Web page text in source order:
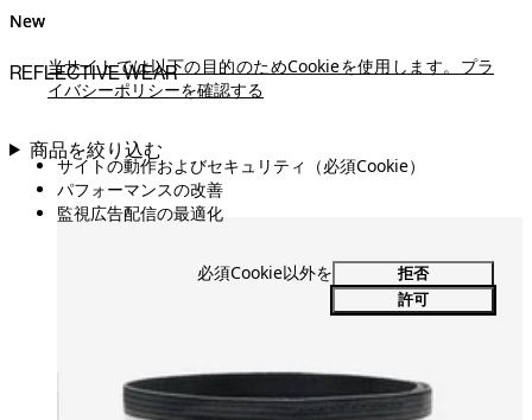
当サイトでは以下の目的のためCookieを使用します。 プラ
イバシーポリシーを確認する
サイトの動作およびセキュリティ（必須Cookie）
パフォーマンスの改善
監視広告配信の最適化
必須Cookie以外を
拒否
許可
REFLECTIVE WEAR
商品を絞り込む
New
New